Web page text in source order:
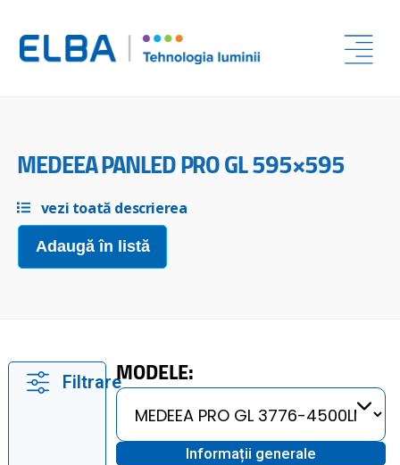
MEDEEA PANLED PRO GL 595×595
vezi toată descrierea
Adaugă în listă
FiltrareMODELE:
Informații generale